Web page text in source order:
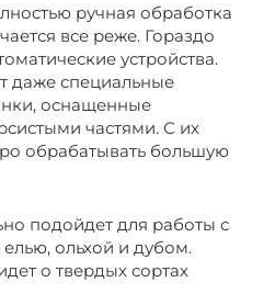
ручная обработка
все реже. Гораздо
устройства.
даже специальные
оснащенные
частями. С их
обрабатывать большую
подойдет для работы с
ольхой и дубом.
о твердых сортах